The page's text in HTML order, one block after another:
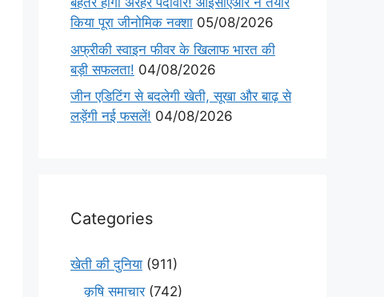
किया पूरा जीनोमिक नक्शा 05/08/2026
अफ्रीकी स्वाइन फीवर के खिलाफ भारत की
बड़ी सफलता! 04/08/2026
जीन एडिटिंग से बदलेगी खेती, सूखा और बाढ़ से
लड़ेंगी नई फसलें! 04/08/2026
Categories
खेती की दुनिया (911)
कृषि समाचार(742)